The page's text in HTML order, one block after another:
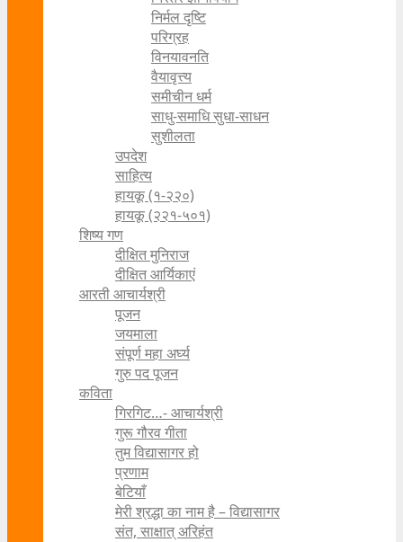
निर्मल दृष्टि
परिग्रह
विनयावनति
वैयावृत्त्य
समीचीन धर्म
साधु-समाधि सुधा-साधन
सुशीलता
उपदेश
साहित्य
हायकू (१‍-२२०)
हायकू (२२१-५०१)
शिष्य गण
दीक्षित मुनिराज
दीक्षित आर्यिकाएं
आरती आचार्यश्री
पूजन
जयमाला
संपूर्ण महा अर्घ्य
गुरु पद पूजन
कविता
गिरगिट…- आचार्यश्री
गुरू गौरव गीता
तुम विद्यासागर हो
प्रणाम
बेटियाँ
मेरी श्रद्धा का नाम है – विद्यासागर
संत, साक्षात् अरिहंत